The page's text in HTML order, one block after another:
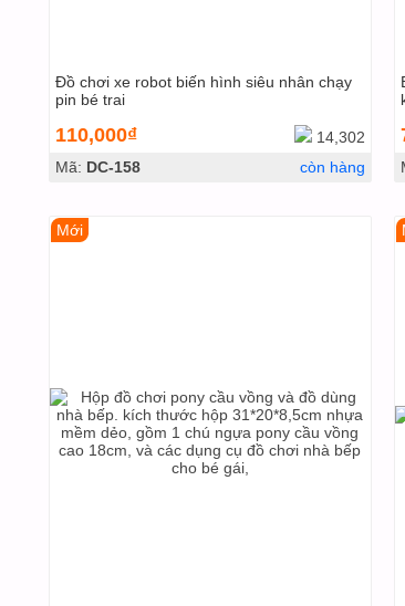
Đồ chơi xe robot biến hình siêu nhân chạy
pin bé trai
110,000₫
14,302
Mã: DC-158 còn hàng
Mới